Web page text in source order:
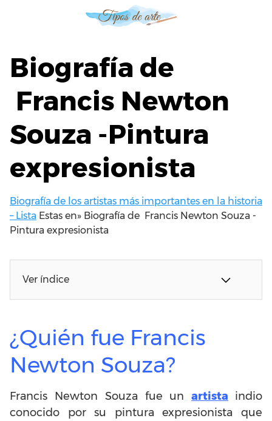
Biografía de
Francis Newton
Souza -Pintura
expresionista
Biografía de los artistas más importantes en la historia
– Lista Estas en» Biografía de Francis Newton Souza -
Pintura expresionista
Ver índice
¿Quién fue Francis
Newton Souza?
Francis Newton Souza fue unartista indio
conocido por su pintura expresionista que